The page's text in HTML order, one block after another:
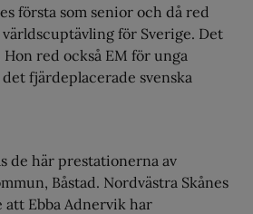
första som senior och då red
för Sverige. Det
red också EM för unga
fjärdeplacerade svenska
de här prestationerna av
Båstad. Nordvästra Skånes
Ebba Adnervik har